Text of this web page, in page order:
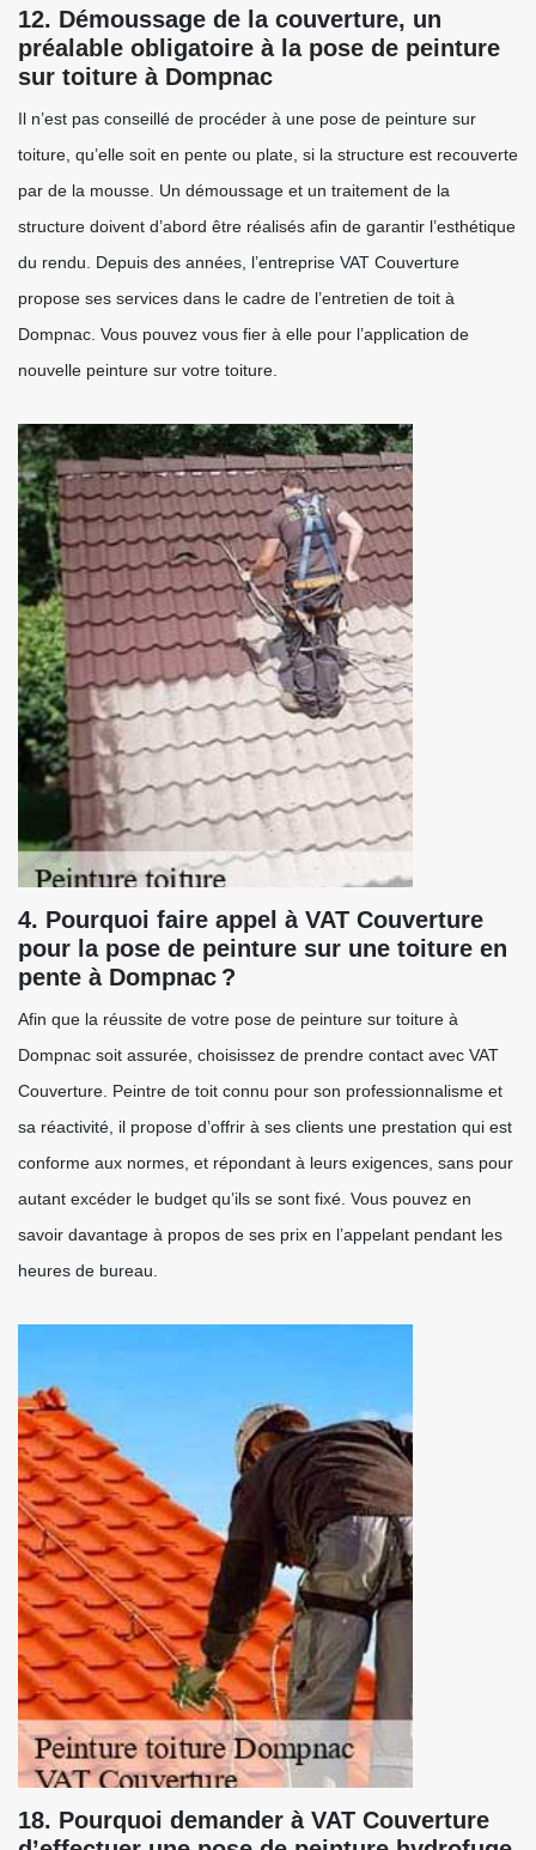
12. Démoussage de la couverture, un
préalable obligatoire à la pose de peinture
sur toiture à Dompnac
Il n’est pas conseillé de procéder à une pose de peinture sur
toiture, qu’elle soit en pente ou plate, si la structure est recouverte
par de la mousse. Un démoussage et un traitement de la
structure doivent d’abord être réalisés afin de garantir l’esthétique
du rendu. Depuis des années, l’entreprise VAT Couverture
propose ses services dans le cadre de l’entretien de toit à
Dompnac. Vous pouvez vous fier à elle pour l’application de
nouvelle peinture sur votre toiture.
4. Pourquoi faire appel à VAT Couverture
pour la pose de peinture sur une toiture en
pente à Dompnac ?
Afin que la réussite de votre pose de peinture sur toiture à
Dompnac soit assurée, choisissez de prendre contact avec VAT
Couverture. Peintre de toit connu pour son professionnalisme et
sa réactivité, il propose d’offrir à ses clients une prestation qui est
conforme aux normes, et répondant à leurs exigences, sans pour
autant excéder le budget qu’ils se sont fixé. Vous pouvez en
savoir davantage à propos de ses prix en l’appelant pendant les
heures de bureau.
18. Pourquoi demander à VAT Couverture